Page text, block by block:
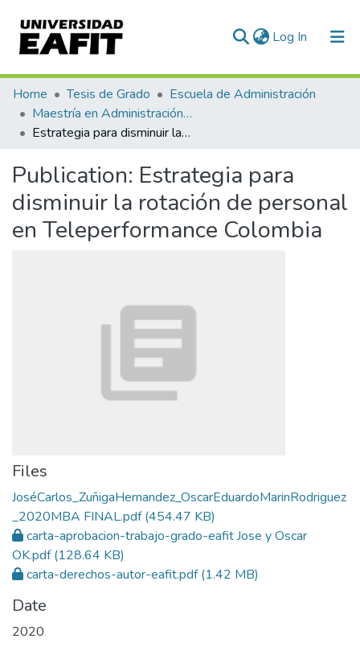
Log In (current)
Communities & Collections
All of DSpace
Home Tesis de Grado
Escuela de Administración
Maestría en Administración - MBA (tesis)
Estrategia para disminuir la rotación de personal en Teleperformance Colombia
Publication: Estrategia para
disminuir la rotación de personal
en Teleperformance Colombia
Files
JoséCarlos_ZuñigaHernandez_OscarEduardoMarinRodriguez
_2020MBA FINAL.pdf(454.47 KB)
carta-aprobacion-trabajo-grado-eafit Jose y Oscar
OK.pdf(128.64 KB)
carta-derechos-autor-eafit.pdf(1.42 MB)
Date
2020